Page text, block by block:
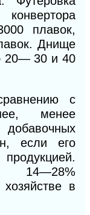
плавок,
Днище
20— 30 и 40
с
менее
если его
14—28%
в